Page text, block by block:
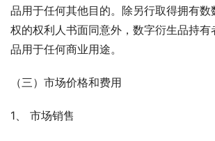
品⽤于任何其他⽬的。除另行取得拥有
权的权利人书面同意外，数字衍生品持有
品用于任何商业用途。
（三）市场价格和费用
1、 市场销售